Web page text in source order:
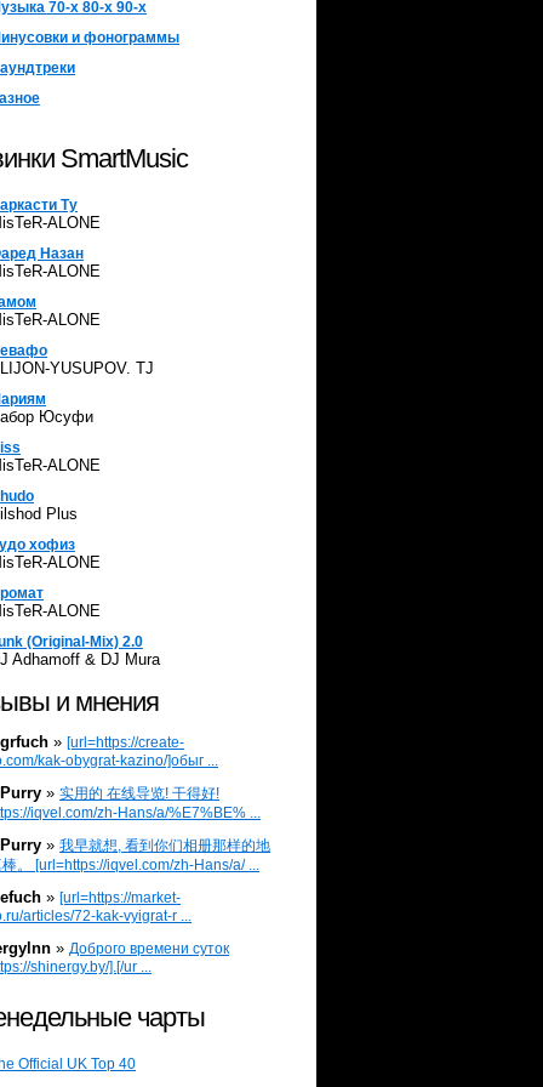
70-х 80-х 90-х
и фонограммы
SmartMusic
Ту
ALONE
Назан
ALONE
ALONE
YUSUPOV. TJ
Юсуфи
ALONE
Plus
хофиз
ALONE
ALONE
(Original-Mix) 2.0
Adhamoff & DJ Mura
и мнения
» [url=https://create-
kak-obygrat-kazino/]обыг ...
» 实用的 在线导览! 干得好!
iqvel.com/zh-Hans/a/%E7%BE% ...
» 我早就想, 看到你们相册那样的地
。 [url=https://iqvel.com/zh-Hans/a/ ...
» [url=https://market-
articles/72-kak-vyigrat-r ...
» Доброго времени суток
shinergy.by/].[/ur ...
чарты
Official UK Top 40